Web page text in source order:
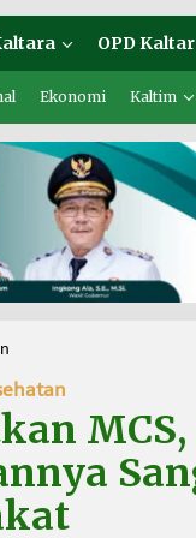
OPD
Ekonomi Kaltim
n
f
a
k
a